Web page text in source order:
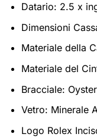
Datario: 2.5 x
Dimensioni
Materiale della
Materiale del
Bracciale:
Vetro: Minerale
Logo Rolex